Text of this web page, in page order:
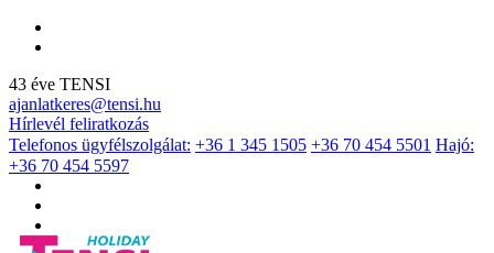
43 éve TENSI
ajanlatkeres@tensi.hu
Hírlevél feliratkozás
Telefonos ügyfélszolgálat: +36 1 345 1505 +36 70 454 5501 Hajó:
+36 70 454 5597